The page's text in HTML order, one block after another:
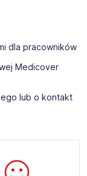
dla pracowników
Medicover
lub o kontakt